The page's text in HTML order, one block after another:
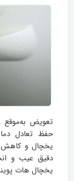
تعویض به‌موقع
حفظ تعادل
یخچال و
دقیق عیب و
یخچال هات